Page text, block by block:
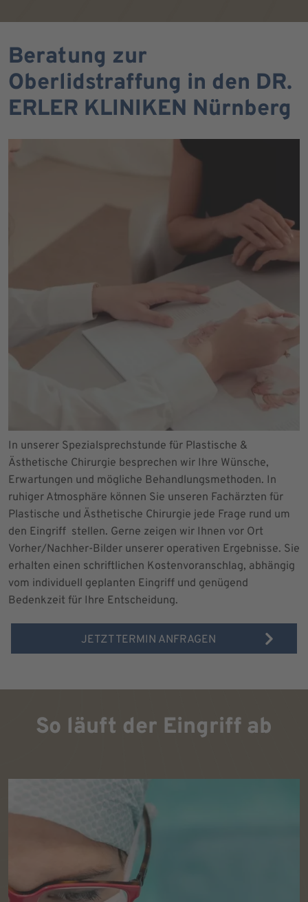
Beratung zur
Oberlidstraffung in den DR.
ERLER KLINIKEN Nürnberg
In unserer Spezialsprechstunde für Plastische &
Ästhetische Chirurgie besprechen wir Ihre Wünsche,
Erwartungen und mögliche Behandlungsmethoden. In
ruhiger Atmosphäre können Sie unseren Fachärzten für
Plastische und Ästhetische Chirurgie jede Frage rund um
den Eingriff stellen. Gerne zeigen wir Ihnen vor Ort
Vorher/Nachher-Bilder unserer operativen Ergebnisse. Sie
erhalten einen schriftlichen Kostenvoranschlag, abhängig
vom individuell geplanten Eingriff und genügend
Bedenkzeit für Ihre Entscheidung.
JETZT TERMIN ANFRAGEN
So läuft der Eingriff ab